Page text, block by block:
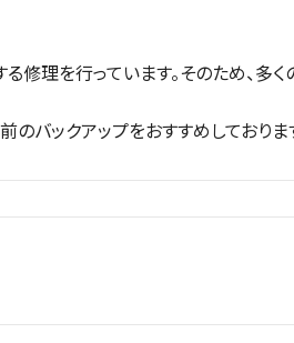
修理を行っています。そのため、多
バックアップをおすすめしておりま